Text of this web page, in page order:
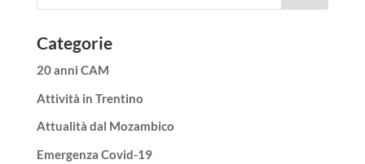
Categorie
20 anni CAM
Attività in Trentino
Attualità dal Mozambico
Emergenza Covid-19